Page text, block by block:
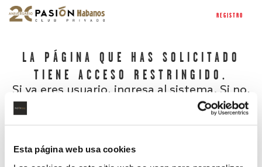
Esta página web usa cookies
REGISTRO
LA PÁGINA QUE HAS SOLICITADO
TIENE ACCESO RESTRINGIDO.
Si ya eres usuario, ingresa al sistema. Si no,